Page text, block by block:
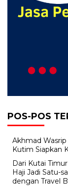
POS-POS
Akhmad Wasrip
Kutim Siapkan
Dari Kutai
Haji Jadi Satu-
dengan Travel